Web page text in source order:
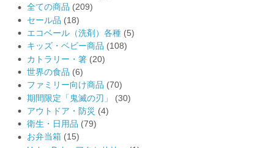
全ての商品 (209)
セール品 (18)
エコベール（洗剤）各種 (5)
キッズ・ベビー商品 (108)
カトラリー・箸 (20)
世界の食品 (6)
ファミリー向け商品 (70)
期間限定「鬼滅の刃」
(30)
アウトドア・防災 (4)
衛生・日用品 (79)
お弁当箱 (15)